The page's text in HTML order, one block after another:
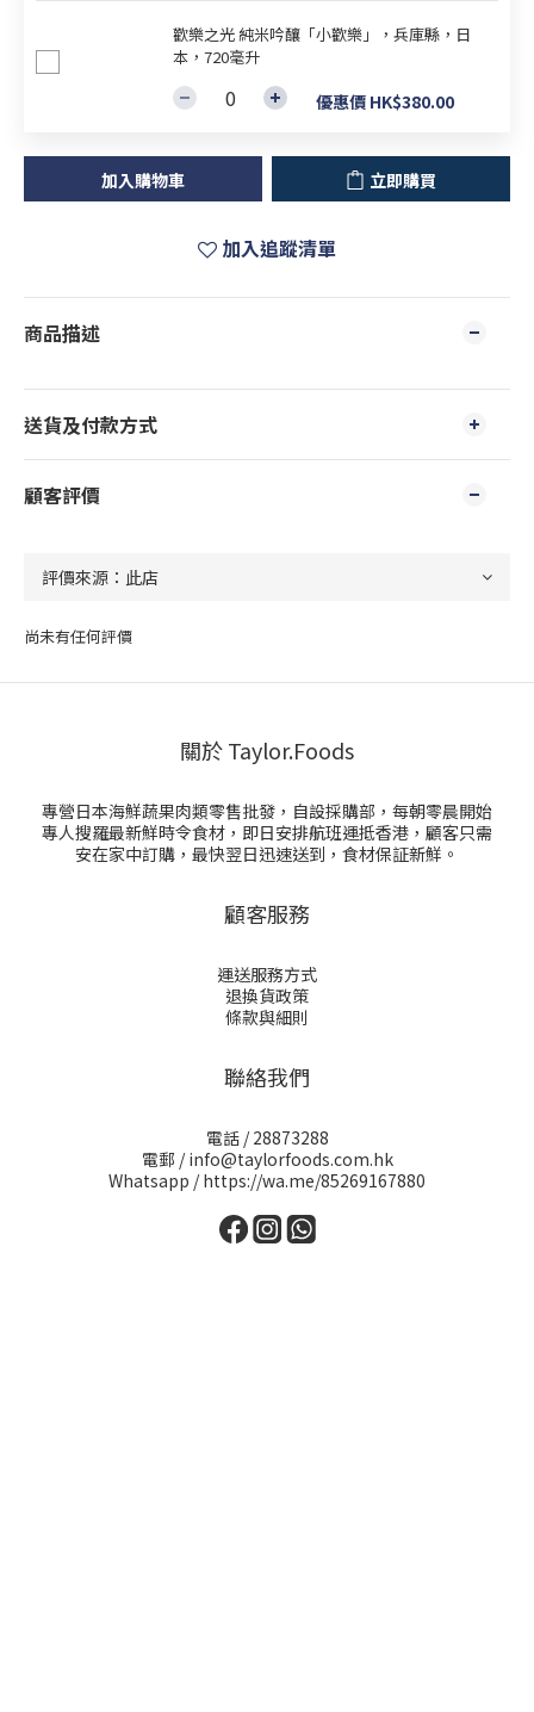
歡樂之光 純米吟釀「小歡樂」，兵庫縣，日
本，720毫升
優惠價 HK$380.00
加入購物車 立即購買
加入追蹤清單
商品描述
送貨及付款方式
顧客評價
尚未有任何評價
關於 Taylor.Foods
專營日本海鮮蔬果肉類零售批發，自設採購部，每朝零晨開始
專人搜羅最新鮮時令食材，即日安排航班運抵香港，顧客只需
安在家中訂購，最快翌日迅速送到，食材保証新鮮。
顧客服務
運送服務方式
退換貨政策
條款與細則
聯絡我們
電話 / 28873288
電郵 / info@taylorfoods.com.hk
Whatsapp / https://wa.me/85269167880